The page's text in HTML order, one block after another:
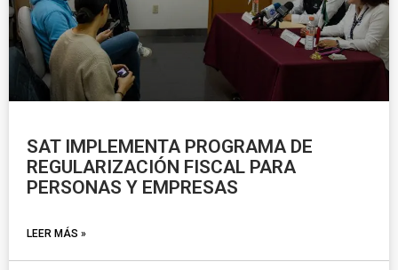
SAT IMPLEMENTA PROGRAMA DE
REGULARIZACIÓN FISCAL PARA
PERSONAS Y EMPRESAS
LEER MÁS »